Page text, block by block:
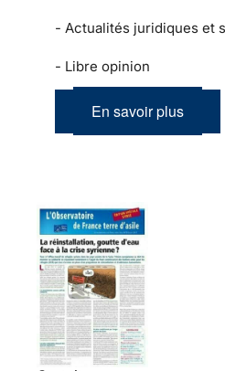
- Actualités juridiques et
- Libre opinion
En savoir plus